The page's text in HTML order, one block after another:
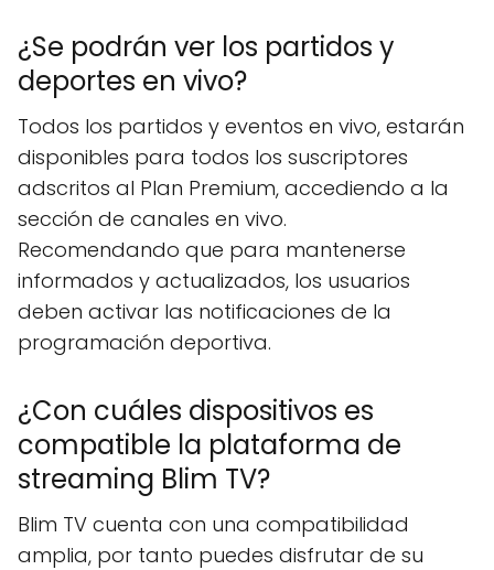
¿Se podrán ver los partidos y
deportes en vivo?
Todos los partidos y eventos en vivo, estarán
disponibles para todos los suscriptores
adscritos al Plan Premium, accediendo a la
sección de canales en vivo.
Recomendando que para mantenerse
informados y actualizados, los usuarios
deben activar las notificaciones de la
programación deportiva.
¿Con cuáles dispositivos es
compatible la plataforma de
streaming Blim TV?
Blim TV cuenta con una compatibilidad
amplia, por tanto puedes disfrutar de su